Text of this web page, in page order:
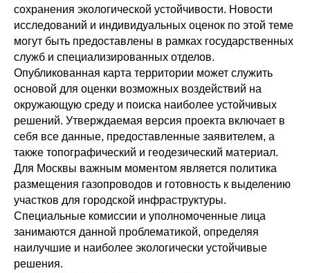
сохранения экологической устойчивости. Новости
исследований и индивидуальных оценок по этой теме
могут быть предоставлены в рамках государственных
служб и специализированных отделов.
Опубликованная карта территории может служить
основой для оценки возможных воздействий на
окружающую среду и поиска наиболее устойчивых
решений. Утверждаемая версия проекта включает в
себя все данные, предоставленные заявителем, а
также топографический и геодезический материал.
Для Москвы важным моментом является политика
размещения газопроводов и готовность к выделению
участков для городской инфраструктуры.
Специальные комиссии и уполномоченные лица
занимаются данной проблематикой, определяя
наилучшие и наиболее экологически устойчивые
решения.